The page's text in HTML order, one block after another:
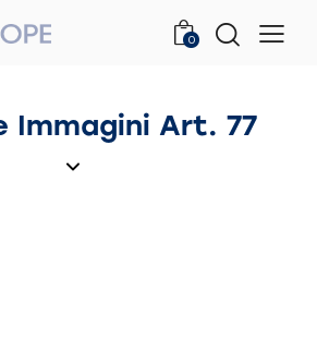
0
Immagini Art. 77